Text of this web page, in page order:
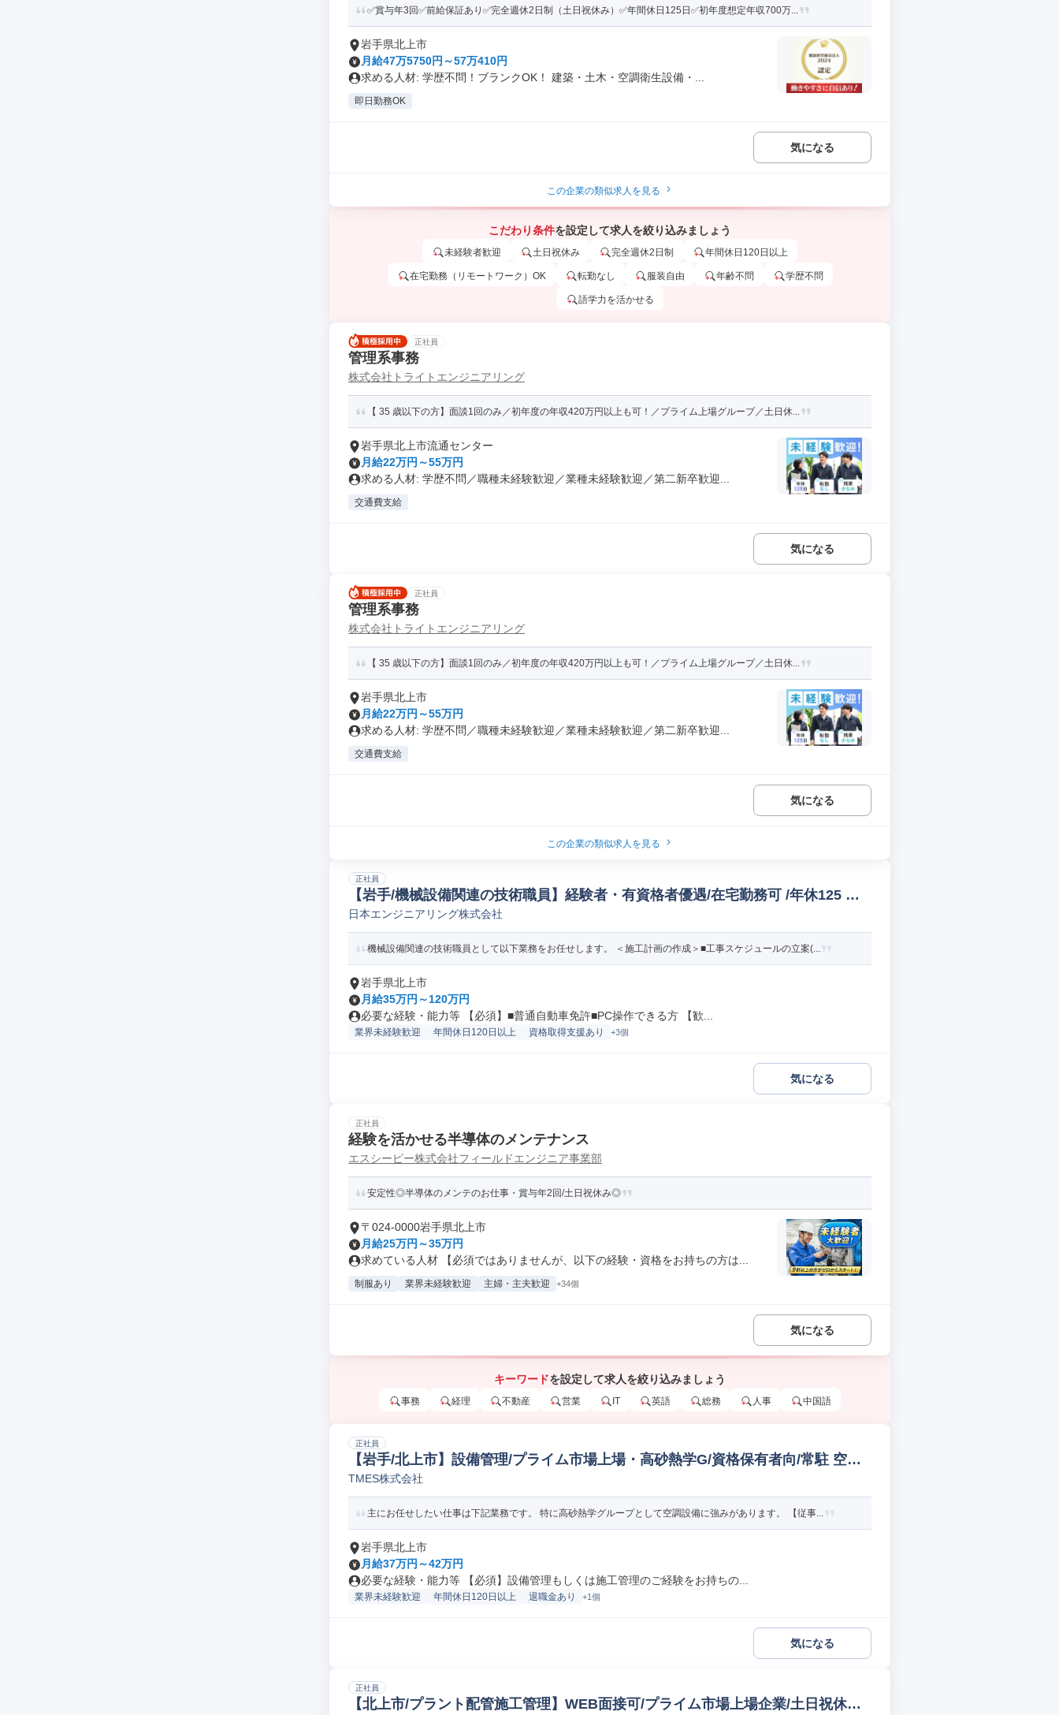
✅賞与年3回✅前給保証あり✅完全週休2日制（土日祝休み）✅年間休日125日✅初年度想定年収700万...
岩手県北上市
月給47万5750円～57万410円
求める人材: 学歴不問！ブランクOK！ 建築・土木・空調衛生設備・...
即日勤務OK
気になる
この企業の類似求人を見る
こだわり条件を設定して求人を絞り込みましょう
未経験者歓迎 土日祝休み 完全週休2日制 年間休日120日以上
在宅勤務（リモートワーク）OK 転勤なし 服装自由 年齢不問 学歴不問
語学力を活かせる
正社員
管理系事務
株式会社トライトエンジニアリング
【 35 歳以下の方】面談1回のみ／初年度の年収420万円以上も可！／プライム上場グループ／土日休...
岩手県北上市流通センター
月給22万円～55万円
求める人材: 学歴不問／職種未経験歓迎／業種未経験歓迎／第二新卒歓迎...
交通費支給
気になる
正社員
管理系事務
株式会社トライトエンジニアリング
【 35 歳以下の方】面談1回のみ／初年度の年収420万円以上も可！／プライム上場グループ／土日休...
岩手県北上市
月給22万円～55万円
求める人材: 学歴不問／職種未経験歓迎／業種未経験歓迎／第二新卒歓迎...
交通費支給
気になる
この企業の類似求人を見る
正社員
【岩手/機械設備関連の技術職員】経験者・有資格者優遇/在宅勤務可 /年休125 そ
の他施工管理/現場責任者
日本エンジニアリング株式会社
機械設備関連の技術職員として以下業務をお任せします。 ＜施工計画の作成＞■工事スケジュールの立案(...
岩手県北上市
月給35万円～120万円
必要な経験・能力等 【必須】■普通自動車免許■PC操作できる方 【歓...
業界未経験歓迎 年間休日120日以上 資格取得支援あり +3個
気になる
正社員
経験を活かせる半導体のメンテナンス
エスシーピー株式会社フィールドエンジニア事業部
安定性◎半導体のメンテのお仕事・賞与年2回/土日祝休み◎
〒024-0000岩手県北上市
月給25万円～35万円
求めている人材 【必須ではありませんが、以下の経験・資格をお持ちの方は...
制服あり 業界未経験歓迎 主婦・主夫歓迎 +34個
気になる
キーワードを設定して求人を絞り込みましょう
事務 経理 不動産 営業 IT 英語 総務 人事 中国語
正社員
【岩手/北上市】設備管理/プライム市場上場・高砂熱学G/資格保有者向/常駐 空調
設備施工管理
TMES株式会社
主にお任せしたい仕事は下記業務です。 特に高砂熱学グループとして空調設備に強みがあります。 【従事...
岩手県北上市
月給37万円～42万円
必要な経験・能力等 【必須】設備管理もしくは施工管理のご経験をお持ちの...
業界未経験歓迎 年間休日120日以上 退職金あり +1個
気になる
正社員
【北上市/プラント配管施工管理】WEB面接可/プライム市場上場企業/土日祝休み